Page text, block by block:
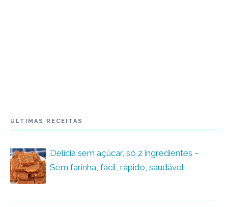
ÚLTIMAS RECEITAS
Delícia sem açúcar, só 2 ingredientes –
Sem farinha, fácil, rápido, saudável